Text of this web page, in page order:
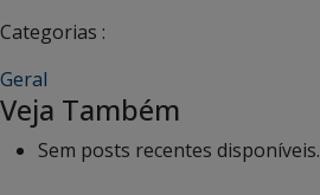
Categorias :
Geral
Veja Também
Sem posts recentes disponíveis.